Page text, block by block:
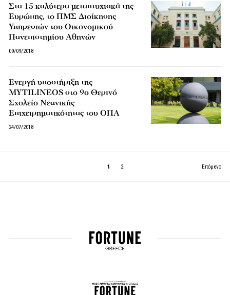
Στα 15 καλύτερα μεταπτυχιακά της
Ευρώπης, το ΠΜΣ Διοίκησης
Υπηρεσιών του Οικονομικού
Πανεπιστημίου Αθηνών
09/09/2018
Ενεργή υποστήριξη της
MYTILINEOS στο 9ο Θερινό
Σχολείο Νεανικής
Επιχειρηματικότητας του ΟΠΑ
24/07/2018
1 2 Επόμενο